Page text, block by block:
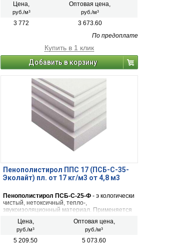
как наиболее экономичный, удобный в
применении, обладающий низкой степенью
теплопроводности и паропроницаемости.
Цена,
руб./м³
Оптовая цена,
руб./м³
3 772
3 673.60
По предоплате
Купить в 1 клик
Добавить в корзину
Пенополистирол ППС 17 (ПСБ-С-35-
Эколайт) пл. от 17 кг/м3 от 4,8 м3
Пенополистирол ПСБ-С-25-Ф- э кологически
чистый, нетоксичный, тепло-,
звукоизоляционный материал. Применяется
как наиболее экономичный, удобный в
применении, обладающий низкой степенью
теплопроводности и паропроницаемости.
Цена,
руб./м³
Оптовая цена,
руб./м³
5 209.50
5 073.60